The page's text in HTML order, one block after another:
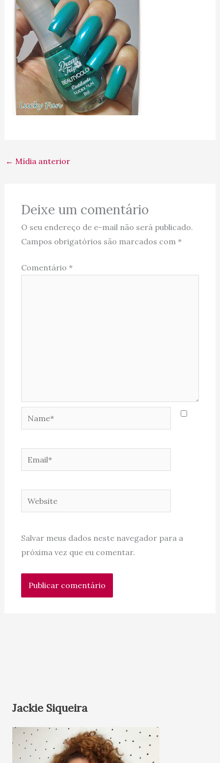
← Mídia anterior
Deixe um comentário
O seu endereço de e-mail não será publicado.
Campos obrigatórios são marcados com *
Comentário *
Name*
Email*
Website
Salvar meus dados neste navegador para a
próxima vez que eu comentar.
Jackie Siqueira